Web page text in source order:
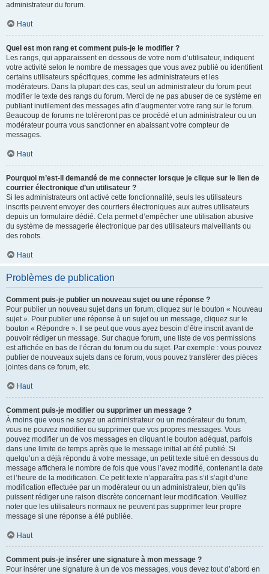
administrateur du forum.
Haut
Quel est mon rang et comment puis-je le modifier ?
Les rangs, qui apparaissent en dessous de votre nom d’utilisateur, indiquent
votre activité selon le nombre de messages que vous avez publié ou identifient
certains utilisateurs spécifiques, comme les administrateurs et les
modérateurs. Dans la plupart des cas, seul un administrateur du forum peut
modifier le texte des rangs du forum. Merci de ne pas abuser de ce système en
publiant inutilement des messages afin d’augmenter votre rang sur le forum.
Beaucoup de forums ne toléreront pas ce procédé et un administrateur ou un
modérateur pourra vous sanctionner en abaissant votre compteur de
messages.
Haut
Pourquoi m’est-il demandé de me connecter lorsque je clique sur le lien de
courrier électronique d’un utilisateur ?
Si les administrateurs ont activé cette fonctionnalité, seuls les utilisateurs
inscrits peuvent envoyer des courriers électroniques aux autres utilisateurs
depuis un formulaire dédié. Cela permet d’empêcher une utilisation abusive
du système de messagerie électronique par des utilisateurs malveillants ou
des robots.
Haut
Problèmes de publication
Comment puis-je publier un nouveau sujet ou une réponse ?
Pour publier un nouveau sujet dans un forum, cliquez sur le bouton « Nouveau
sujet ». Pour publier une réponse à un sujet ou un message, cliquez sur le
bouton « Répondre ». Il se peut que vous ayez besoin d’être inscrit avant de
pouvoir rédiger un message. Sur chaque forum, une liste de vos permissions
est affichée en bas de l’écran du forum ou du sujet. Par exemple : vous pouvez
publier de nouveaux sujets dans ce forum, vous pouvez transférer des pièces
jointes dans ce forum, etc.
Haut
Comment puis-je modifier ou supprimer un message ?
À moins que vous ne soyez un administrateur ou un modérateur du forum,
vous ne pouvez modifier ou supprimer que vos propres messages. Vous
pouvez modifier un de vos messages en cliquant le bouton adéquat, parfois
dans une limite de temps après que le message initial ait été publié. Si
quelqu’un a déjà répondu à votre message, un petit texte situé en dessous du
message affichera le nombre de fois que vous l’avez modifié, contenant la date
et l’heure de la modification. Ce petit texte n’apparaîtra pas s’il s’agit d’une
modification effectuée par un modérateur ou un administrateur, bien qu’ils
puissent rédiger une raison discrète concernant leur modification. Veuillez
noter que les utilisateurs normaux ne peuvent pas supprimer leur propre
message si une réponse a été publiée.
Haut
Comment puis-je insérer une signature à mon message ?
Pour insérer une signature à un de vos messages, vous devez tout d’abord en